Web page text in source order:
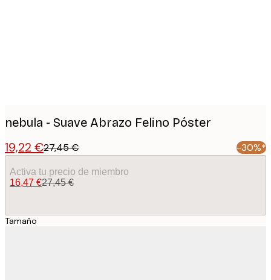
nebula - Suave Abrazo Felino Póster
19,22 €27,45 € -30%*
Activa tu precio de miembro
16,47 €27,45 €
Tamaño